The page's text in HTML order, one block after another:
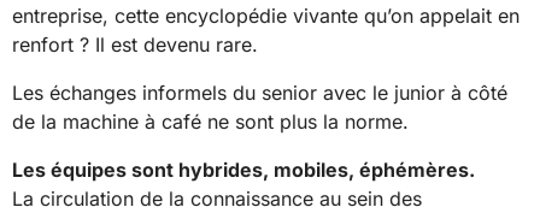
entreprise, cette encyclopédie vivante qu’on appelait en
renfort ? Il est devenu rare.
Les échanges informels du senior avec le junior à côté
de la machine à café ne sont plus la norme.
Les équipes sont hybrides, mobiles, éphémères.
La circulation de la connaissance au sein des